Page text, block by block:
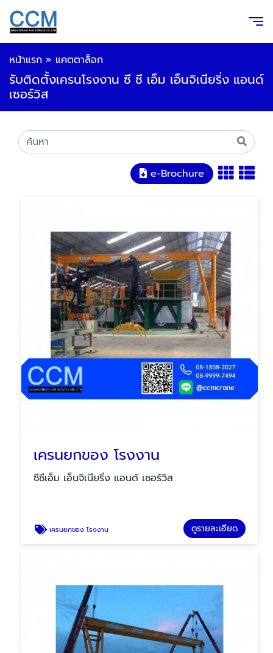
หน้าแรก » แคตตาล็อก
รับติดตั้งเครนโรงงาน ซี ซี เอ็ม เอ็นจิเนียริ่ง แอนด์
เซอร์วิส
e-Brochure
เครนยกของ โรงงาน
ซีซีเอ็ม เอ็นจิเนียริ่ง แอนด์ เซอร์วิส
เครนยกของ โรงงาน ดูรายละเอียด